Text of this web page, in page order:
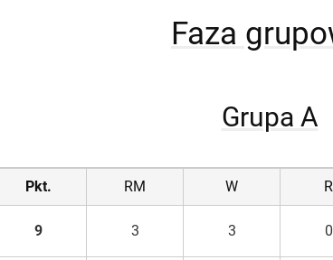
Faza
Grupa A
Pkt. RM W R
9 3 3 0